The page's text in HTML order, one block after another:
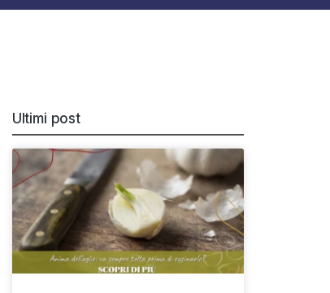
Ultimi post